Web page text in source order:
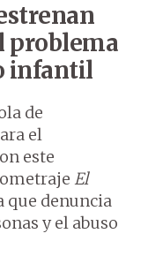
problema
infantil
de
el
este
El
que denuncia
y el abuso